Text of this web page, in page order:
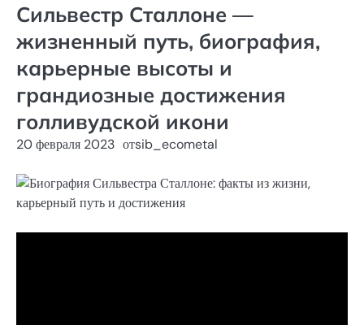
Сильвестр Сталлоне —
жизненный путь, биография,
карьерные высоты и
грандиозные достижения
голливудской икони
20 февраля 2023 отsib_ecometal